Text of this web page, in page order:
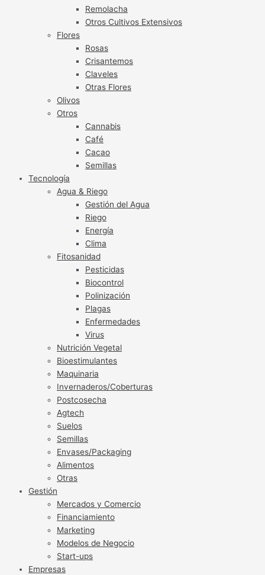
Remolacha
Otros Cultivos Extensivos
Flores
Rosas
Crisantemos
Claveles
Otras Flores
Olivos
Otros
Cannabis
Café
Cacao
Semillas
Tecnología
Agua & Riego
Gestión del Agua
Riego
Energía
Clima
Fitosanidad
Pesticidas
Biocontrol
Polinización
Plagas
Enfermedades
Virus
Nutrición Vegetal
Bioestimulantes
Maquinaria
Invernaderos/Coberturas
Postcosecha
Agtech
Suelos
Semillas
Envases/Packaging
Alimentos
Otras
Gestión
Mercados y Comercio
Financiamiento
Marketing
Modelos de Negocio
Start-ups
Empresas